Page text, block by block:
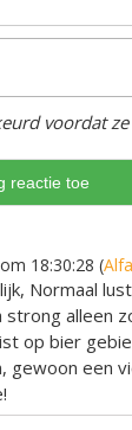
voordat
18:30:28 (
Normaal
alleen
op bier
gewoon een